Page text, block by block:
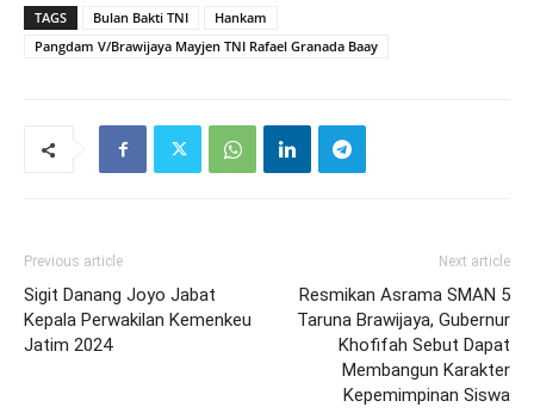
TAGS Bulan Bakti TNI
Hankam
Pangdam V/Brawijaya Mayjen TNI Rafael Granada Baay
Previous article
Sigit Danang Joyo Jabat
Kepala Perwakilan Kemenkeu
Jatim 2024
Next article
Resmikan Asrama SMAN 5
Taruna Brawijaya, Gubernur
Khofifah Sebut Dapat
Membangun Karakter
Kepemimpinan Siswa